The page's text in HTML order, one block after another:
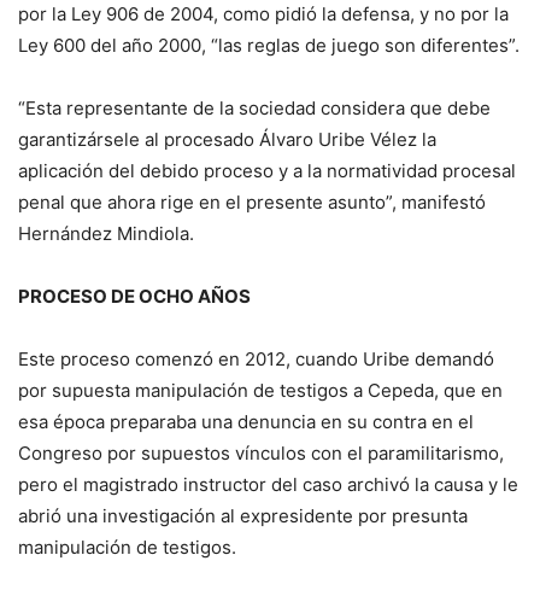
por la Ley 906 de 2004, como pidió la defensa, y no por la
Ley 600 del año 2000, “las reglas de juego son diferentes”.
“Esta representante de la sociedad considera que debe
garantizársele al procesado Álvaro Uribe Vélez la
aplicación del debido proceso y a la normatividad procesal
penal que ahora rige en el presente asunto”, manifestó
Hernández Mindiola.
PROCESO DE OCHO AÑOS
Este proceso comenzó en 2012, cuando Uribe demandó
por supuesta manipulación de testigos a Cepeda, que en
esa época preparaba una denuncia en su contra en el
Congreso por supuestos vínculos con el paramilitarismo,
pero el magistrado instructor del caso archivó la causa y le
abrió una investigación al expresidente por presunta
manipulación de testigos.